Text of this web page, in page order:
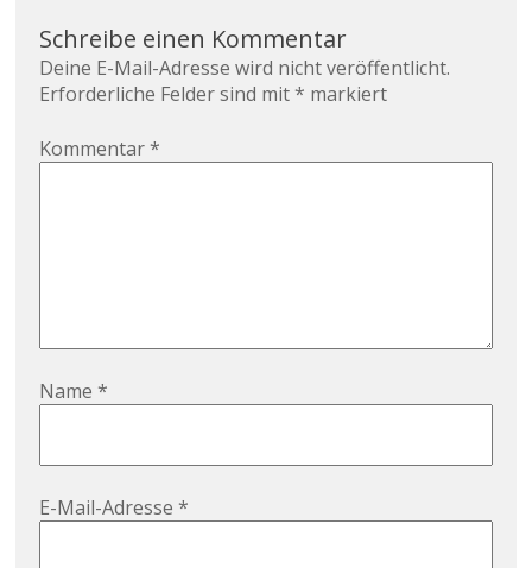
Schreibe einen Kommentar
Deine E-Mail-Adresse wird nicht veröffentlicht.
Erforderliche Felder sind mit* markiert
Kommentar*
Name*
E-Mail-Adresse*